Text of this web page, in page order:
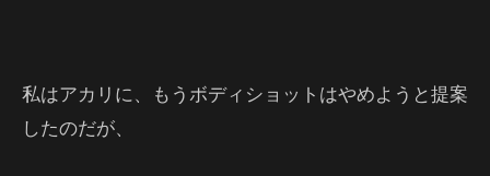
私はアカリに、もうボディショットはやめようと提案
したのだが、